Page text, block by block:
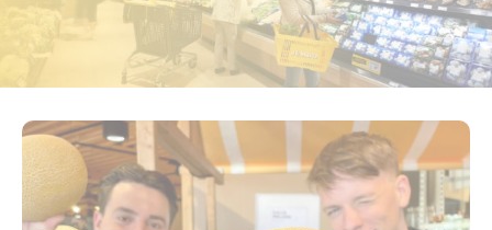
Bruïneplein
Acties
Werken bij Jumbo Huibers
Vacatures en Solliciteren
Jumbo.com